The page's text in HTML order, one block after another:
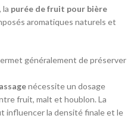
la purée de fruit pour bière
aromatiques naturels et
généralement de préserver
nécessite un dosage
fruit, malt et houblon. La
influencer la densité finale et le